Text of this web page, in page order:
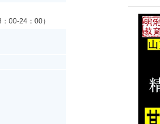
00-24：00）